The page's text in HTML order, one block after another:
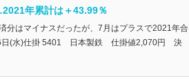
年累計は＋43.99％
分はマイナスだったが、7月はプラスで2021年合
日(水)仕掛 5401 日本製鉄 仕掛値2,070円 決